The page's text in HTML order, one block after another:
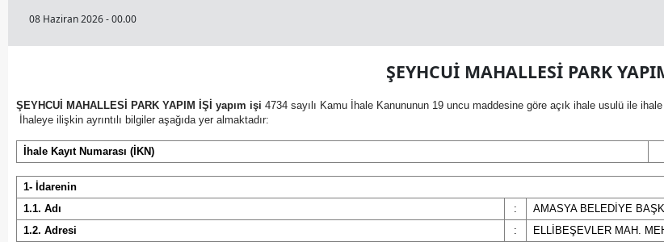
08 Haziran 2026 - 00.00
ŞEYHCUİ MAHALLESİ PARK
ŞEYHCUİ MAHALLESİ PARK YAPIM İŞİ yapım işi 4734 sayılı Kamu İhale Kanununun 19 uncu maddesine göre açık ihale usulü ile
İhaleye ilişkin ayrıntılı bilgiler aşağıda yer almaktadır:
İhale Kayıt Numarası (İKN)
1- İdarenin
1.1. Adı
:
AMASYA BELEDİYE
1.2. Adresi
:
ELLİBEŞEVLER MAH.